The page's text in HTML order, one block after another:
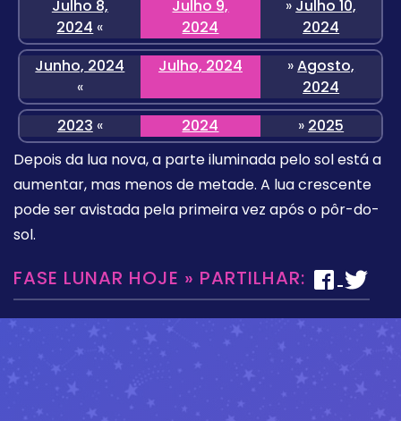
Julho 8,
2024 «
Julho 9,
2024
» Julho 10,
2024
Junho, 2024
«
Julho, 2024 »Agosto,
2024
2023 « 2024 » 2025
Depois da lua nova, a parte iluminada pelo sol está a
aumentar, mas menos de metade. A lua crescente
pode ser avistada pela primeira vez após o pôr-do-
sol.
FASE LUNAR HOJE » PARTILHAR: